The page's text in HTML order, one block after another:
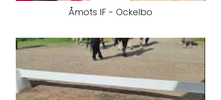
Åmots IF - Ockelbo